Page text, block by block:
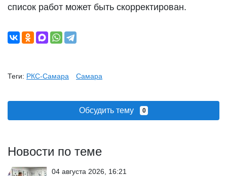
список работ может быть скорректирован.
Теги: РКС-Самара Самара
Обсудить тему 0
Новости по теме
04 августа 2026, 16:21